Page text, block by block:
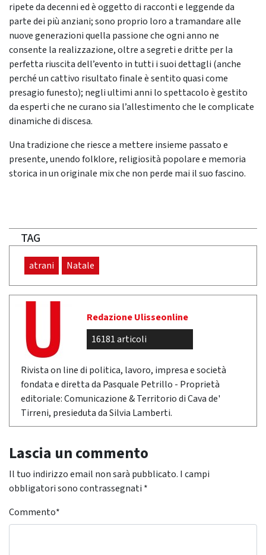
ripete da decenni ed è oggetto di racconti e leggende da
parte dei più anziani; sono proprio loro a tramandare alle
nuove generazioni quella passione che ogni anno ne
consente la realizzazione, oltre a segreti e dritte per la
perfetta riuscita dell’evento in tutti i suoi dettagli (anche
perché un cattivo risultato finale è sentito quasi come
presagio funesto); negli ultimi anni lo spettacolo è gestito
da esperti che ne curano sia l’allestimento che le complicate
dinamiche di discesa.
Una tradizione che riesce a mettere insieme passato e
presente, unendo folklore, religiosità popolare e memoria
storica in un originale mix che non perde mai il suo fascino.
TAG
atrani Natale
Redazione Ulisseonline
16181 articoli
Rivista on line di politica, lavoro, impresa e società
fondata e diretta da Pasquale Petrillo - Proprietà
editoriale: Comunicazione & Territorio di Cava de'
Tirreni, presieduta da Silvia Lamberti.
Lascia un commento
Il tuo indirizzo email non sarà pubblicato. I campi
obbligatori sono contrassegnati *
Commento*